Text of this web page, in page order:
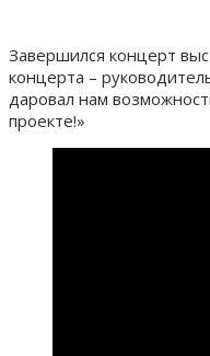
Завершился концерт
концерта –
даровал нам
проекте!»